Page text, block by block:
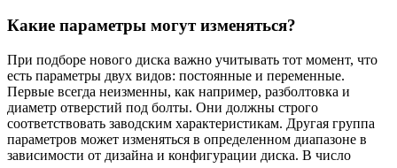
Какие параметры могут изменяться?
При подборе нового диска важно учитывать тот момент, что
есть параметры двух видов: постоянные и переменные.
Первые всегда неизменны, как например, разболтовка и
диаметр отверстий под болты. Они должны строго
соответствовать заводским характеристикам. Другая группа
параметров может изменяться в определенном диапазоне в
зависимости от дизайна и конфигурации диска. В число